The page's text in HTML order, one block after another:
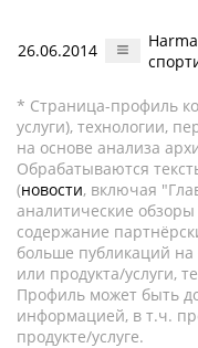
26.06.2014
* Страница-профиль
услуги), технологии,
на основе анализа
Обрабатываются
(новости, включая
аналитические
содержание
больше публикаций
или продукта/услуги,
Профиль может быть
информацией, в т.ч.
продукте/услуге.